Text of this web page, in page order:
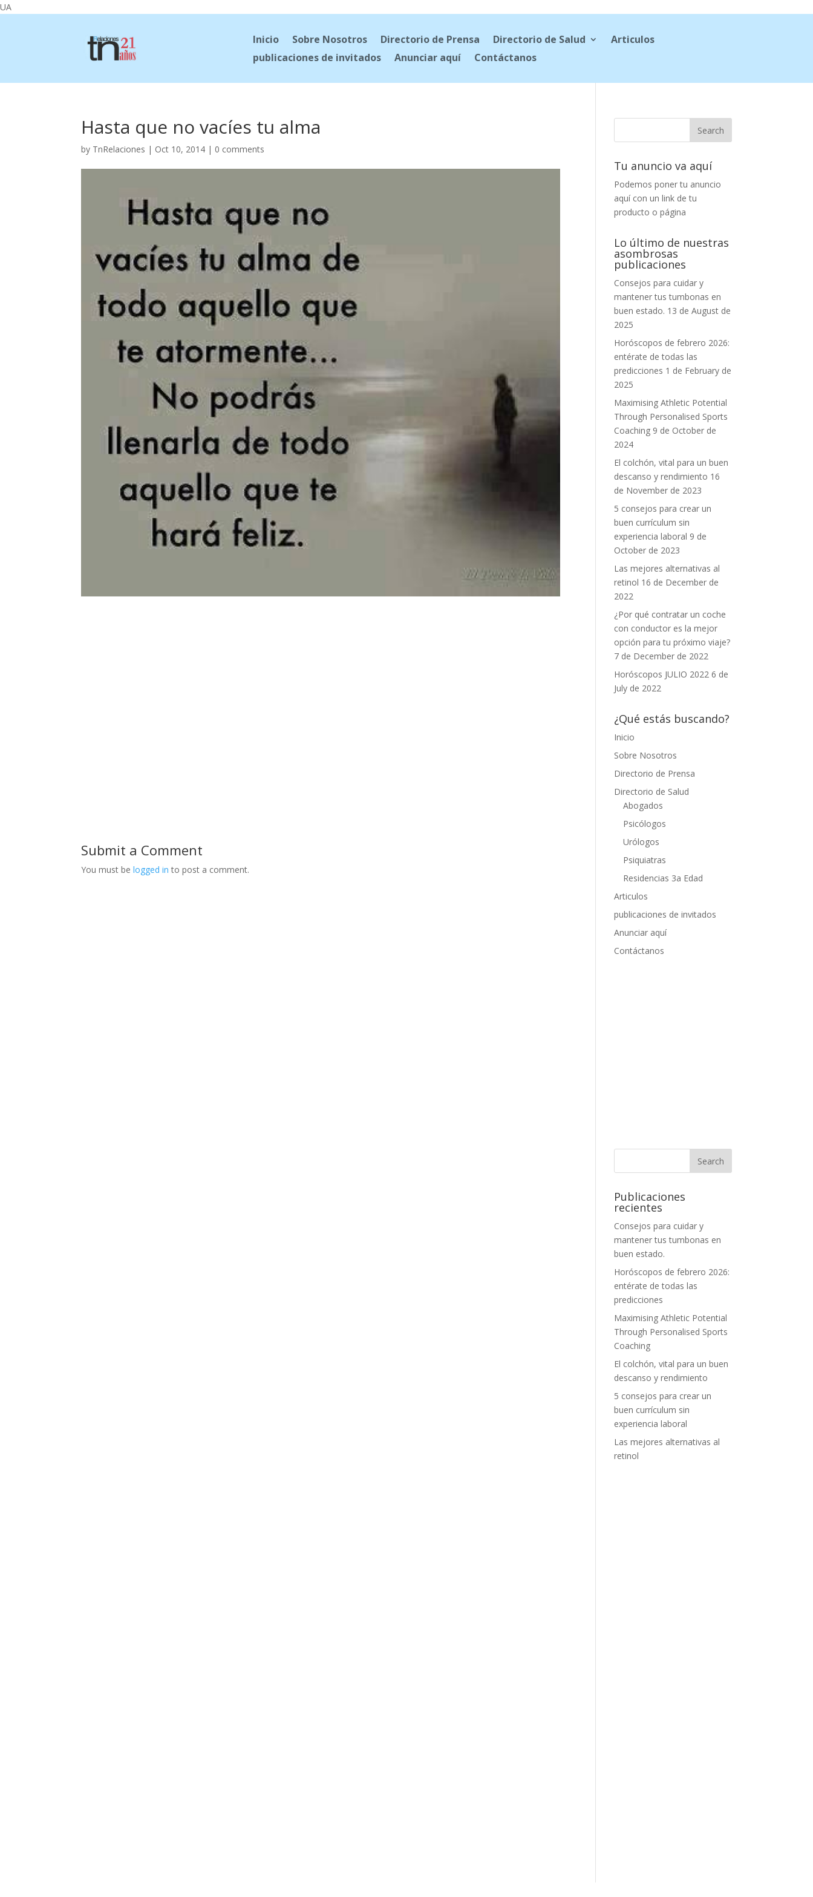
UA
Inicio Sobre Nosotros Directorio de Prensa Directorio de Salud
Articulos
publicaciones de invitados
Anunciar aquí Contáctanos
Hasta que no vacíes tu alma
by TnRelaciones | Oct 10, 2014 | 0 comments
Submit a Comment
You must belogged in to post a comment.
Tu anuncio va aquí
Podemos poner tu anuncio
aquí con un link de tu
producto o página
Lo último de nuestras
asombrosas
publicaciones
Consejos para cuidar y
mantener tus tumbonas en
buen estado. 13 de August de
2025
Horóscopos de febrero 2026:
entérate de todas las
predicciones 1 de February de
2025
Maximising Athletic Potential
Through Personalised Sports
Coaching 9 de October de
2024
El colchón, vital para un buen
descanso y rendimiento 16
de November de 2023
5 consejos para crear un
buen currículum sin
experiencia laboral 9 de
October de 2023
Las mejores alternativas al
retinol 16 de December de
2022
¿Por qué contratar un coche
con conductor es la mejor
opción para tu próximo viaje?
7 de December de 2022
Horóscopos JULIO 2022 6 de
July de 2022
¿Qué estás buscando?
Inicio
Sobre Nosotros
Directorio de Prensa
Directorio de Salud
Abogados
Psicólogos
Urólogos
Psiquiatras
Residencias 3a Edad
Articulos
publicaciones de invitados
Anunciar aquí
Contáctanos
Publicaciones
recientes
Consejos para cuidar y
mantener tus tumbonas en
buen estado.
Horóscopos de febrero 2026:
entérate de todas las
predicciones
Maximising Athletic Potential
Through Personalised Sports
Coaching
El colchón, vital para un buen
descanso y rendimiento
5 consejos para crear un
buen currículum sin
experiencia laboral
Las mejores alternativas al
retinol